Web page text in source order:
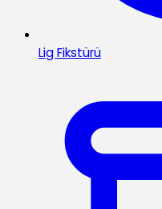
Lig Fikstürü